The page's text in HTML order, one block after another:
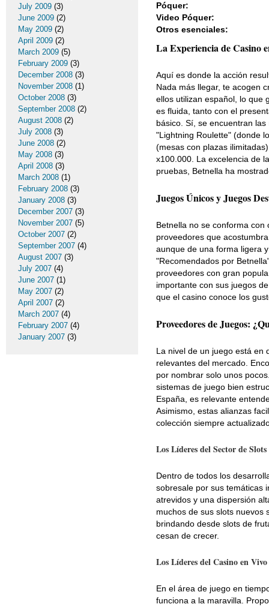
Póquer:
Video Póquer:
Otros esenciales:
La Experiencia de Casino
Aquí es donde la acción
Nada más llegar, te acogen
ellos utilizan español, lo que
es fluida, tanto con el
básico. Sí, se encuentran
"Lightning Roulette" (donde
(mesas con plazas
x100.000. La excelencia de
pruebas, Betnella ha
Juegos Únicos y Juegos
Betnella no se conforma
proveedores que
aunque de una forma ligera
"Recomendados por
proveedores con gran
importante con sus juegos
que el casino conoce los
Proveedores de Juegos:
La nivel de un juego está en
relevantes del mercado.
por nombrar solo unos
sistemas de juego bien
España, es relevante
Asimismo, estas alianzas
colección siempre
Los Líderes del Sector de Slots
Dentro de todos los
sobresale por sus temáticas
atrevidos y una dispersión
muchos de sus slots nuevos
brindando desde slots de
cesan de crecer.
Los Líderes del Casino en Vivo
En el área de juego en
funciona a la maravilla.
July 2009 (3)
June 2009 (2)
May 2009 (2)
April 2009 (2)
March 2009 (5)
February 2009 (3)
December 2008 (3)
November 2008 (1)
October 2008 (3)
September 2008 (2)
August 2008 (2)
July 2008 (3)
June 2008 (2)
May 2008 (3)
April 2008 (3)
March 2008 (1)
February 2008 (3)
January 2008 (3)
December 2007 (3)
November 2007 (5)
October 2007 (2)
September 2007 (4)
August 2007 (3)
July 2007 (4)
June 2007 (1)
May 2007 (2)
April 2007 (2)
March 2007 (4)
February 2007 (4)
January 2007 (3)